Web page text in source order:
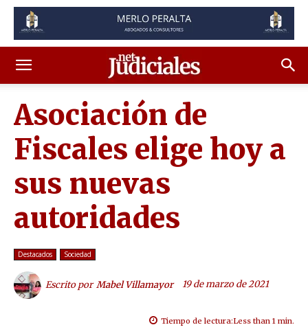
Asociación de
Fiscales elige hoy a
sus nuevas
autoridades
Destacados Sociedad
Escrito por Mabel Villamayor 19 de marzo de 2021
Tiempo de lectura:Less than 1 min.